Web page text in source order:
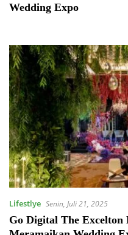
Wedding Expo
Lifestlye Senin, Juli 21, 2025
Go Digital The Excelton